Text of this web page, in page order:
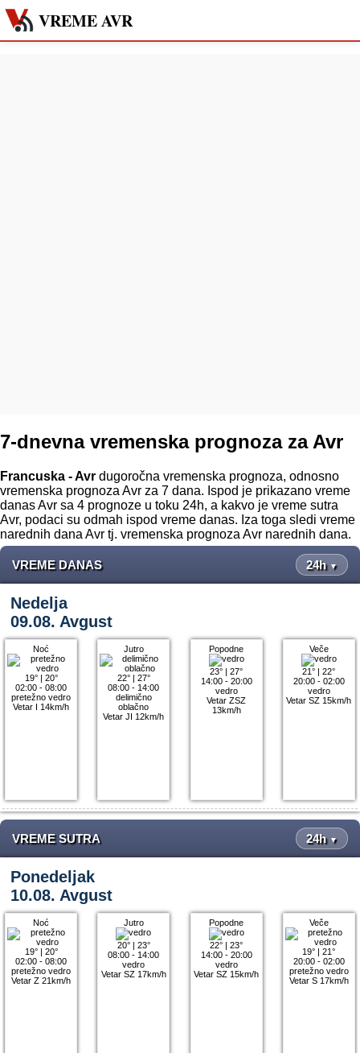
VREME AVR
7-dnevna vremenska prognoza za Avr
Francuska - Avr dugoročna vremenska prognoza, odnosno
vremenska prognoza Avr za 7 dana. Ispod je prikazano vreme
danas Avr sa 4 prognoze u toku 24h, a kakvo je vreme sutra
Avr, podaci su odmah ispod vreme danas. Iza toga sledi vreme
narednih dana Avr tj. vremenska prognoza Avr narednih dana.
VREME DANAS 24h ▼
Nedelja
09.08. Avgust
Noć
19°| 20°
02:00 - 08:00
pretežno vedro
Vetar I 14km/h
Jutro
22°| 27°
08:00 - 14:00
delimično
oblačno
Vetar JI 12km/h
Popodne
23° |27°
14:00 - 20:00
vedro
Vetar ZSZ
13km/h
Veče
21° |22°
20:00 - 02:00
vedro
Vetar SZ 15km/h
VREME SUTRA 24h ▼
Ponedeljak
10.08. Avgust
Noć
19°| 20°
02:00 - 08:00
pretežno vedro
Vetar Z 21km/h
Jutro
20°| 23°
08:00 - 14:00
vedro
Vetar SZ 17km/h
Popodne
22° |23°
14:00 - 20:00
vedro
Vetar SZ 15km/h
Veče
19° |21°
20:00 - 02:00
pretežno vedro
Vetar S 17km/h